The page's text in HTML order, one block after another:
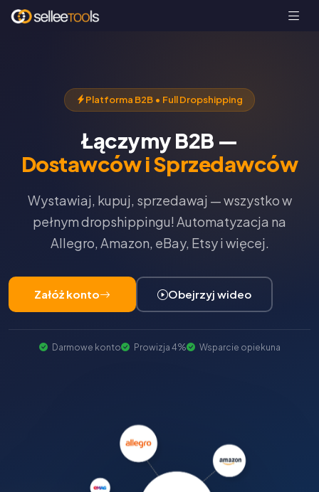
Platforma B2B • Full Dropshipping
Łączymy B2B —
Dostawców i Sprzedawców
Wystawiaj, kupuj, sprzedawaj — wszystko w
pełnym dropshippingu! Automatyzacja na
Allegro, Amazon, eBay, Etsy i więcej.
Załóż konto Obejrzyj wideo
Darmowe konto Prowizja 4% Wsparcie opiekuna